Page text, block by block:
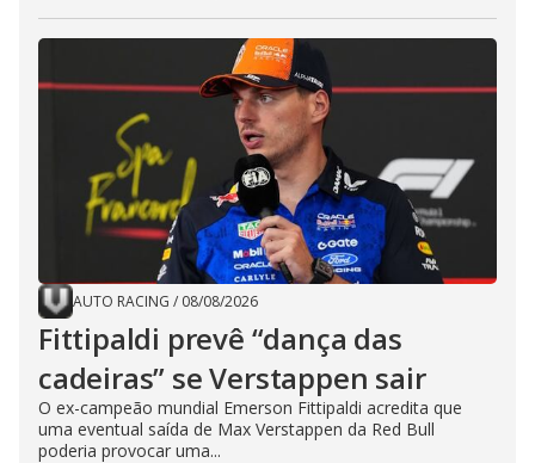
AUTO RACING / 08/08/2026
Fittipaldi prevê “dança das
cadeiras” se Verstappen sair
O ex-campeão mundial Emerson Fittipaldi acredita que
uma eventual saída de Max Verstappen da Red Bull
poderia provocar uma...